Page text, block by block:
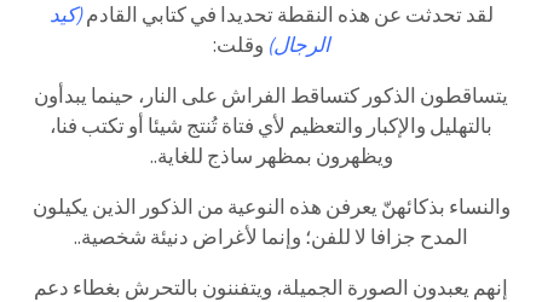
لقد تحدثت عن هذه النقطة تحديدا في كتابي القادم (كيد
الرجال) وقلت:
يتساقطون الذكور كتساقط الفراش على النار، حينما يبدأون
بالتهليل والإكبار والتعظيم لأي فتاة تُنتج شيئا أو تكتب فنا،
ويظهرون بمظهر ساذج للغاية..
والنساء بذكائهنّ يعرفن هذه النوعية من الذكور الذين يكيلون
المدح جزافا لا للفن؛ وإنما لأغراض دنيئة شخصية..
إنهم يعبدون الصورة الجميلة، ويتفننون بالتحرش بغطاء دعم